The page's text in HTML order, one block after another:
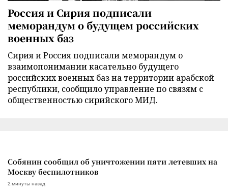
Россия и Сирия подписали
меморандум о будущем российских
военных баз
Сирия и Россия подписали меморандум о
взаимопонимании касательно будущего
российских военных баз на территории арабской
республики, сообщило управление по связям с
общественностью сирийского МИД.
Собянин сообщил об уничтожении пяти летевших на
Москву беспилотников
2 минуты назад